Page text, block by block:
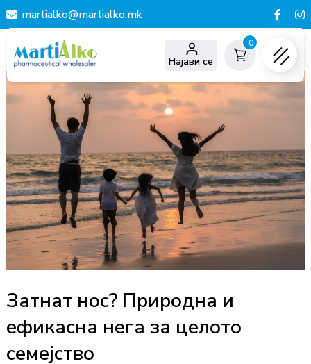
martialko@martialko.mk
Најави се
0
Затнат нос? Природна и
ефикасна нега за целото
семејство